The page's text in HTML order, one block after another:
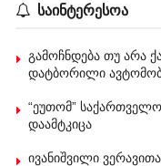
საინტერესოა
გამოჩნდება თუ არა
დატბორილი
“ეუთომ”
დაამტკიცა
ივანიშვილი